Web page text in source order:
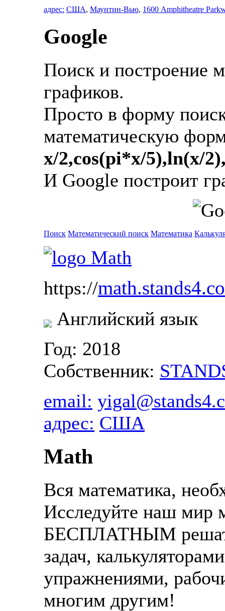
адрес: США, Маунтин-Вью, 1600 Amphitheatre
Google
Поиск и построение
графиков.
Просто в форму
математическую
x/2,cos(pi*x/5),ln(x/
И Google построит
Поиск Математический поиск Математика
https://
Английский язык
Год: 2018
Собственник:
email:
адрес: США
Math
Вся математика,
Исследуйте наш мир
БЕСПЛАТНЫМ
задач,
упражнениями,
многим другим!